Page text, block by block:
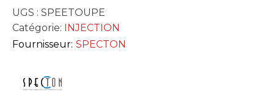
UGS : SPEETOUPE
Catégorie: INJECTION
Fournisseur: SPECTON